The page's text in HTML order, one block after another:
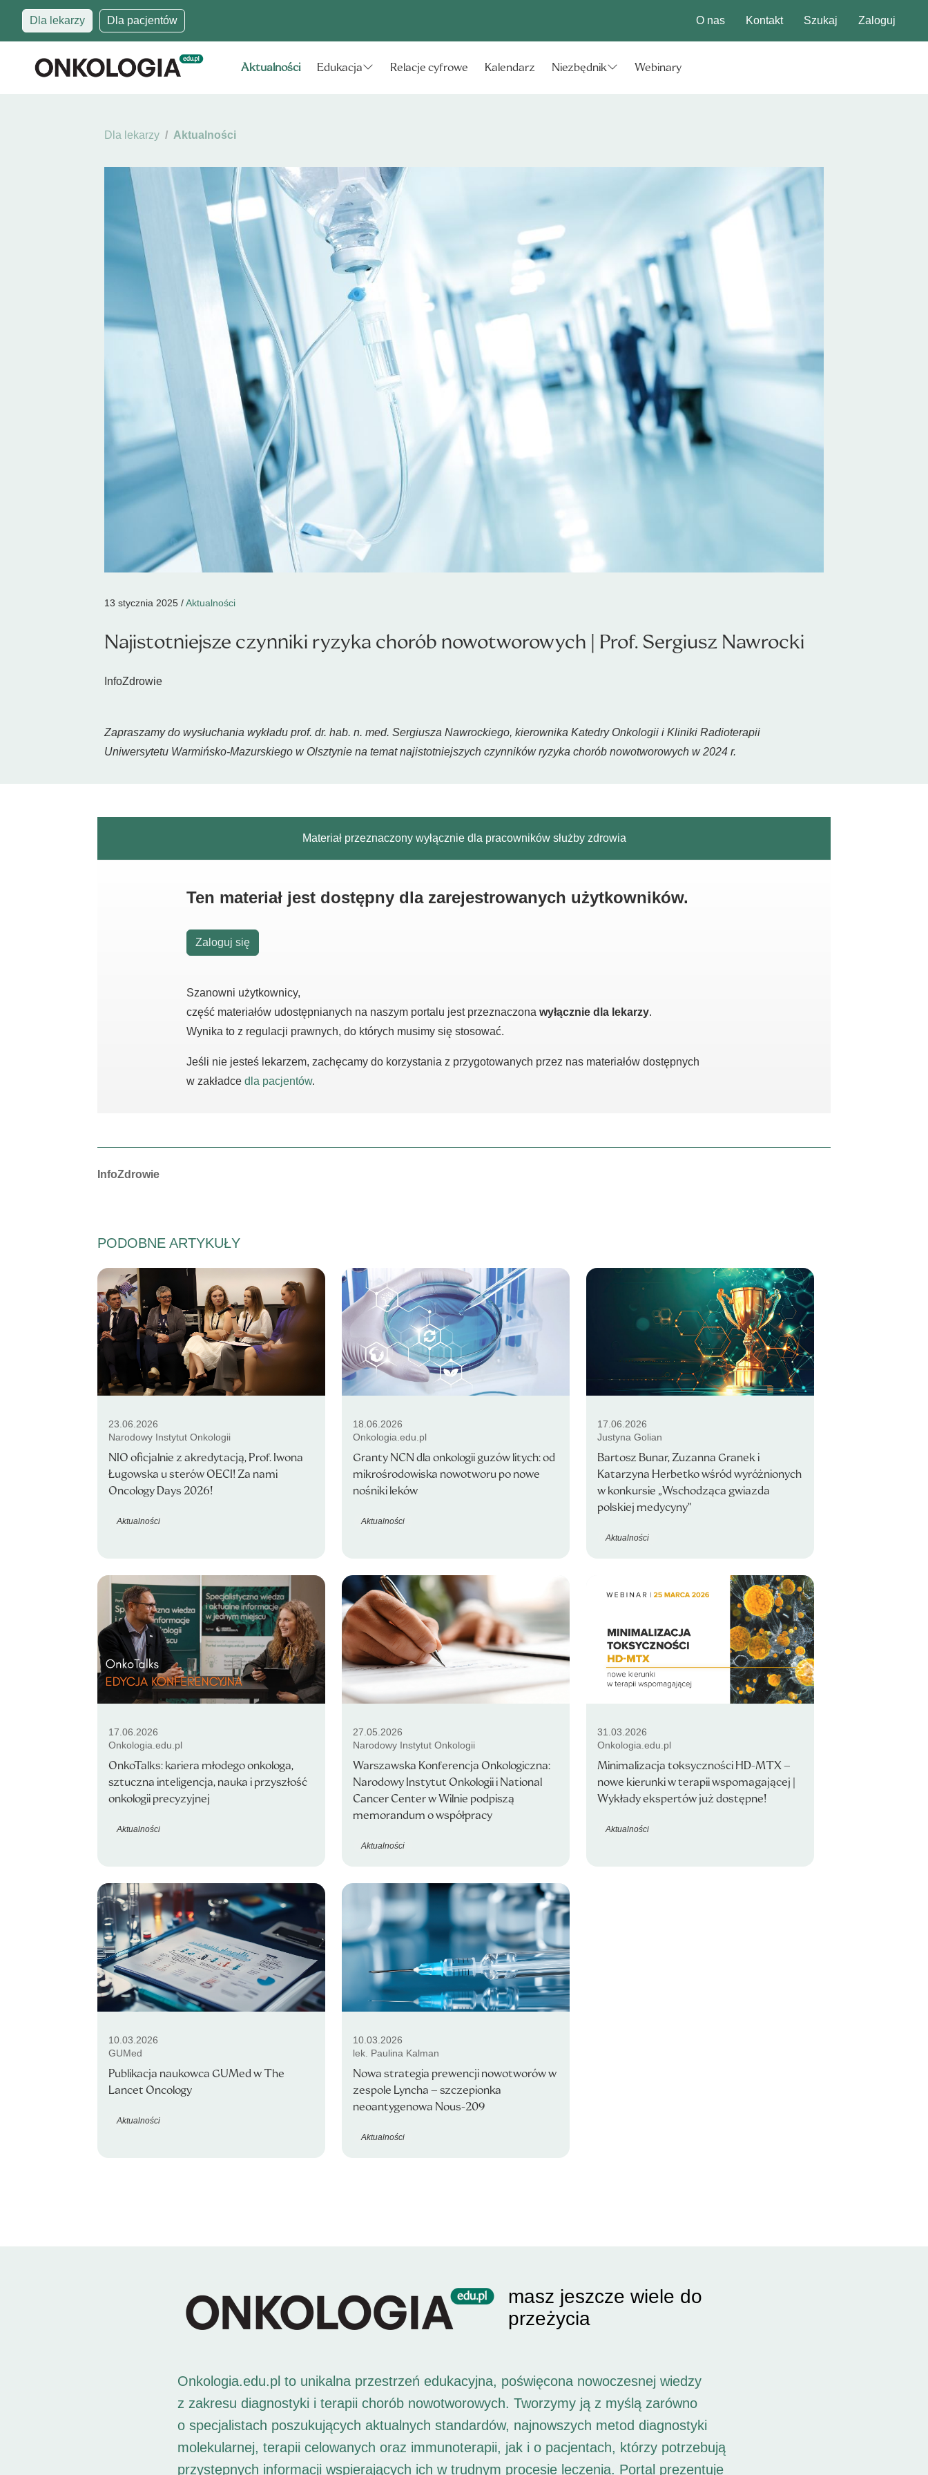
Dla lekarzy Dla pacjentów O nas Kontakt Szukaj Zaloguj
Aktualności Edukacja Relacje cyfrowe Kalendarz Niezbędnik Webinary
Dla lekarzy Aktualności
13 stycznia 2025 /Aktualności
Najistotniejsze czynniki ryzyka chorób nowotworowych | Prof. Sergiusz Nawrocki
InfoZdrowie
Zapraszamy do wysłuchania wykładu prof. dr. hab. n. med. Sergiusza Nawrockiego, kierownika Katedry Onkologii i Kliniki Radioterapii
Uniwersytetu Warmińsko-Mazurskiego w Olsztynie na temat najistotniejszych czynników ryzyka chorób nowotworowych w 2024 r.
Materiał przeznaczony wyłącznie dla pracowników służby zdrowia
Ten materiał jest dostępny dla zarejestrowanych użytkowników.
Zaloguj się
Szanowni użytkownicy,
część materiałów udostępnianych na naszym portalu jest przeznaczona wyłącznie dla lekarzy.
Wynika to z regulacji prawnych, do których musimy się stosować.
Jeśli nie jesteś lekarzem, zachęcamy do korzystania z przygotowanych przez nas materiałów dostępnych
w zakładce dla pacjentów.
Autorzy:
InfoZdrowie
PODOBNE ARTYKUŁY
23.06.2026
Narodowy Instytut Onkologii
NIO oficjalnie z akredytacją, Prof. Iwona
Ługowska u sterów OECI! Za nami
Oncology Days 2026!
Aktualności
18.06.2026
Onkologia.edu.pl
Granty NCN dla onkologii guzów litych: od
mikrośrodowiska nowotworu po nowe
nośniki leków
Aktualności
17.06.2026
Justyna Golian
Bartosz Bunar, Zuzanna Granek i
Katarzyna Herbetko wśród wyróżnionych
w konkursie „Wschodząca gwiazda
polskiej medycyny”
Aktualności
17.06.2026
Onkologia.edu.pl
OnkoTalks: kariera młodego onkologa,
sztuczna inteligencja, nauka i przyszłość
onkologii precyzyjnej
Aktualności
27.05.2026
Narodowy Instytut Onkologii
Warszawska Konferencja Onkologiczna:
Narodowy Instytut Onkologii i National
Cancer Center w Wilnie podpiszą
memorandum o współpracy
Aktualności
31.03.2026
Onkologia.edu.pl
Minimalizacja toksyczności HD-MTX –
nowe kierunki w terapii wspomagającej |
Wykłady ekspertów już dostępne!
Aktualności
10.03.2026
GUMed
Publikacja naukowca GUMed w The
Lancet Oncology
Aktualności
10.03.2026
lek. Paulina Kalman
Nowa strategia prewencji nowotworów w
zespole Lyncha – szczepionka
neoantygenowa Nous-209
Aktualności
masz jeszcze wiele do
przeżycia
Onkologia.edu.pl to unikalna przestrzeń edukacyjna, poświęcona nowoczesnej wiedzy
z zakresu diagnostyki i terapii chorób nowotworowych. Tworzymy ją z myślą zarówno
o specjalistach poszukujących aktualnych standardów, najnowszych metod diagnostyki
molekularnej, terapii celowanych oraz immunoterapii, jak i o pacjentach, którzy potrzebują
przystępnych informacji wspierających ich w trudnym procesie leczenia. Portal prezentuje